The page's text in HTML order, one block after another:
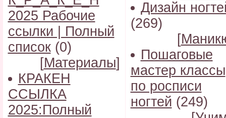
2025 Рабочие
ссылки | Полный
список (0)
[Материалы]
КРАКЕН
ССЫЛКА
2025:Полный
Дизайн
(269)
[
Пошаговые
мастер классы
по росписи
ногтей (249)